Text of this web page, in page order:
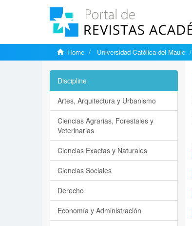
Home Universidad Católica del Maule
Discipline
Artes, Arquitectura y Urbanismo
Ciencias Agrarias, Forestales y
Veterinarias
Ciencias Exactas y Naturales
Ciencias Sociales
Derecho
Economía y Administración